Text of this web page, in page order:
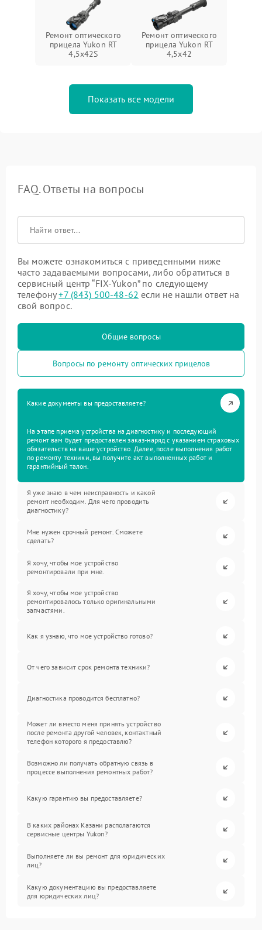
Ремонт оптического
прицела Yukon RT
4,5х42S
Ремонт оптического
прицела Yukon RT
4,5х42
Показать все модели
FAQ. Ответы на вопросы
Вы можете ознакомиться с приведенными ниже
часто задаваемыми вопросами, либо обратиться в
сервисный центр “FIX-Yukon” по следующему
телефону+7 (843) 500-48-62 если не нашли ответ на
свой вопрос.
Общие вопросы
Вопросы по ремонту оптических прицелов
Какие документы вы предоставляете?
На этапе приема устройства на диагностику и последующий
ремонт вам будет предоставлен заказ-наряд с указанием страховых
обязательств на ваше устройство. Далее, после выполнения работ
по ремонту техники, вы получите акт выполненных работ и
гарантийный талон.
Я уже знаю в чем неисправность и какой
ремонт необходим. Для чего проводить
диагностику?
Мне нужен срочный ремонт. Сможете
сделать?
Я хочу, чтобы мое устройство
ремонтировали при мне.
Я хочу, чтобы мое устройство
ремонтировалось только оригинальными
запчастями.
Как я узнаю, что мое устройство готово?
От чего зависит срок ремонта техники?
Диагностика проводится бесплатно?
Может ли вместо меня принять устройство
после ремонта другой человек, контактный
телефон которого я предоставлю?
Возможно ли получать обратную связь в
процессе выполнения ремонтных работ?
Какую гарантию вы предоставляете?
В каких районах Казани располагаются
сервисные центры Yukon?
Выполняете ли вы ремонт для юридических
лиц?
Какую документацию вы предоставляете
для юридических лиц?